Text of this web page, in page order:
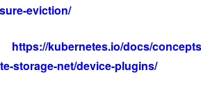
eviction/
https://kubernetes.io/docs/
storage-net/device-plugins/